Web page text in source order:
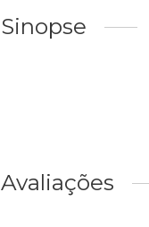
Sinopse
Avaliações